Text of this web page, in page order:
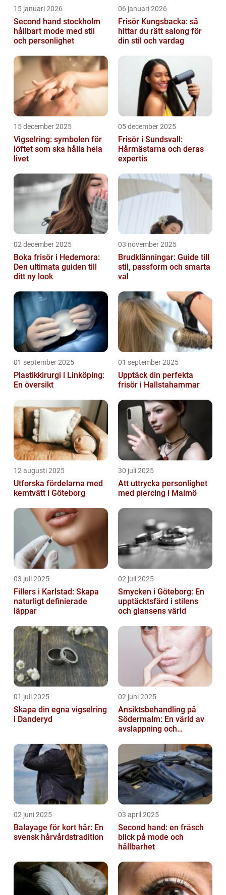
15 januari 2026
Second hand stockholm
hållbart mode med stil
och personlighet
06 januari 2026
Frisör Kungsbacka: så
hittar du rätt salong för
din stil och vardag
15 december 2025
Vigselring: symbolen för
löftet som ska hålla hela
livet
05 december 2025
Frisör i Sundsvall:
Hårmästarna och deras
expertis
02 december 2025
Boka frisör i Hedemora:
Den ultimata guiden till
ditt ny look
03 november 2025
Brudklänningar: Guide till
stil, passform och smarta
val
01 september 2025
Plastikkirurgi i Linköping:
En översikt
01 september 2025
Upptäck din perfekta
frisör i Hallstahammar
12 augusti 2025
Utforska fördelarna med
kemtvätt i Göteborg
30 juli 2025
Att uttrycka personlighet
med piercing i Malmö
03 juli 2025
Fillers i Karlstad: Skapa
naturligt definierade
läppar
02 juli 2025
Smycken i Göteborg: En
upptäcktsfärd i stilens
och glansens värld
01 juli 2025
Skapa din egna vigselring
i Danderyd
02 juni 2025
Ansiktsbehandling på
Södermalm: En värld av
avslappning och
02 juni 2025
Balayage för kort hår: En
svensk hårvårdstradition
03 april 2025
Second hand: en fräsch
blick på mode och
hållbarhet